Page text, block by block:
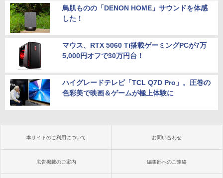
鳥肌ものの「DENON HOME」サウンドを体感
した！
マウス、RTX 5060 Ti搭載ゲーミングPCが7万
5,000円オフで30万円台！
ハイグレードテレビ「TCL Q7D Pro」。圧巻の
色彩美で映画＆ゲームが極上体験に
本サイトのご利用について お問い合わせ
広告掲載のご案内 編集部へのご連絡